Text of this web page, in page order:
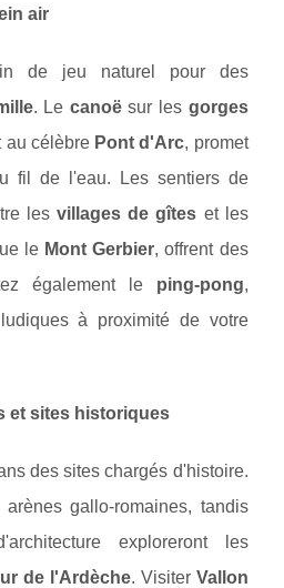
air
de jeu naturel pour des
. Le canoësur les gorges
au célèbre Pont d'Arc, promet
fil de l'eau. Les sentiers de
lesvillages de gîtes et les
le Mont Gerbier, offrent des
également le ping-pong,
à proximité de votre
et sites historiques
des sites chargés d'histoire.
gallo-romaines, tandis
exploreront les
de l'Ardèche. Visiter Vallon